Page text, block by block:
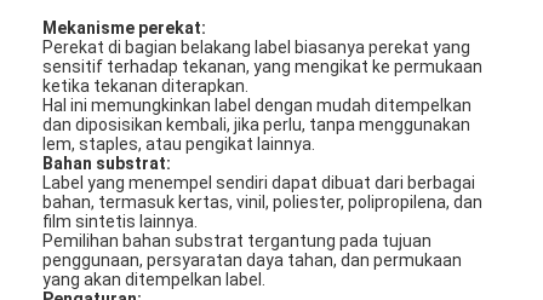
Mekanisme perekat:
Perekat di bagian belakang label biasanya perekat yang
sensitif terhadap tekanan, yang mengikat ke permukaan
ketika tekanan diterapkan.
Hal ini memungkinkan label dengan mudah ditempelkan
dan diposisikan kembali, jika perlu, tanpa menggunakan
lem, staples, atau pengikat lainnya.
Bahan substrat:
Label yang menempel sendiri dapat dibuat dari berbagai
bahan, termasuk kertas, vinil, poliester, polipropilena, dan
film sintetis lainnya.
Pemilihan bahan substrat tergantung pada tujuan
penggunaan, persyaratan daya tahan, dan permukaan
yang akan ditempelkan label.